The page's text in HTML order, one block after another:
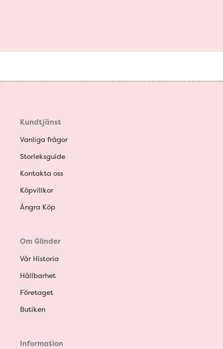
Kundtjänst
Vanliga frågor
Storleksguide
Kontakta oss
Köpvillkor
Ångra Köp
Om Glinder
Vår Historia
Hållbarhet
Företaget
Butiken
Information